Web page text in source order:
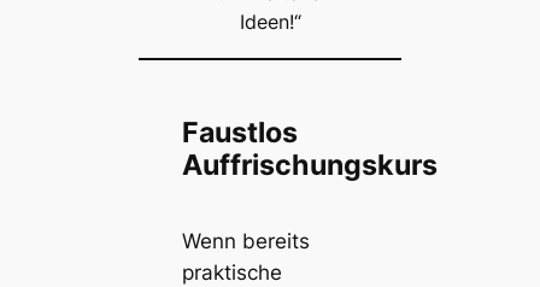
Ideen!“
Faustlos
Auffrischungskurs
Wenn bereits
praktische